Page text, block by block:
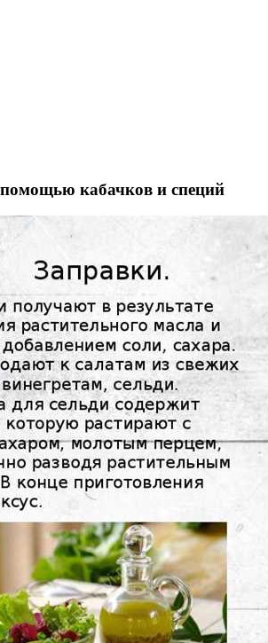
кабачков и специй